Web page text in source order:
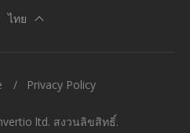
ไทย
ltd. สงวนลิขสิทธิ์.
Privacy Policy